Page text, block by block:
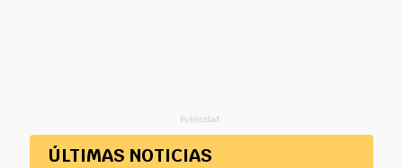
Publicidad
ÚLTIMAS NOTICIAS